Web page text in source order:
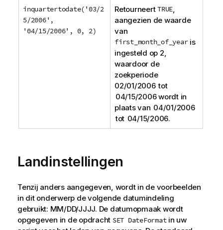
inquartertodate('03/2
5/2006',
'04/15/2006', 0, 2)
RetourneertTRUE,
aangezien de waarde
van
first_month_of_yearis
ingesteld op 2,
waardoor de
zoekperiode
02/01/2006 tot
04/15/2006 wordt in
plaats van 04/01/2006
tot 04/15/2006.
Landinstellingen
Tenzij anders aangegeven, wordt in de voorbeelden
in dit onderwerp de volgende datumindeling
gebruikt: MM/DD/JJJJ. De datumopmaak wordt
opgegeven in de opdracht SET DateFormatin uw